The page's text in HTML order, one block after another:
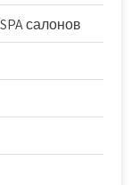
салонов